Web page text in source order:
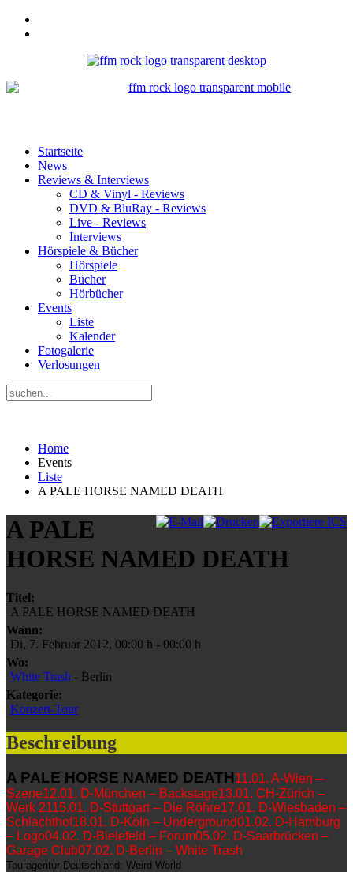
Startseite
News
Reviews & Interviews
CD & Vinyl - Reviews
DVD & BluRay - Reviews
Live - Reviews
Interviews
Hörspiele & Bücher
Hörspiele
Bücher
Hörbücher
Events
Liste
Kalender
Fotogalerie
Verlosungen
Home
Events
Liste
A PALE HORSE NAMED DEATH
A PALE
HORSE NAMED DEATH
Titel:
A PALE HORSE NAMED DEATH
Wann:
Di, 7. Februar 2012, 00:00 h - 00:00 h
Wo:
White Trash - Berlin
Kategorie:
Konzert-Tour
Beschreibung
A PALE HORSE NAMED DEATH11.01. A-Wien –
Szene12.01. D-München – Backstage13.01. CH-Zürich –
Werk 2115.01. D-Stuttgart – Die Röhre17.01. D-Wiesbaden –
Schlachthof18.01. D-Köln – Underground01.02. D-Hamburg
– Logo04.02. D-Bielefeld – Forum05.02. D-Saarbrücken –
Garage Club07.02. D-Berlin – White Trash
Touragentur Deutschland: Weird World